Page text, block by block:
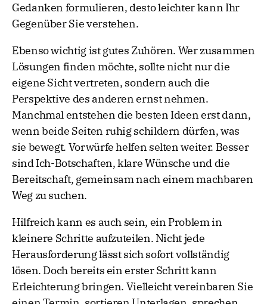
Gedanken formulieren, desto leichter kann Ihr
Gegenüber Sie verstehen.
Ebenso wichtig ist gutes Zuhören. Wer zusammen
Lösungen finden möchte, sollte nicht nur die
eigene Sicht vertreten, sondern auch die
Perspektive des anderen ernst nehmen.
Manchmal entstehen die besten Ideen erst dann,
wenn beide Seiten ruhig schildern dürfen, was
sie bewegt. Vorwürfe helfen selten weiter. Besser
sind Ich-Botschaften, klare Wünsche und die
Bereitschaft, gemeinsam nach einem machbaren
Weg zu suchen.
Hilfreich kann es auch sein, ein Problem in
kleinere Schritte aufzuteilen. Nicht jede
Herausforderung lässt sich sofort vollständig
lösen. Doch bereits ein erster Schritt kann
Erleichterung bringen. Vielleicht vereinbaren Sie